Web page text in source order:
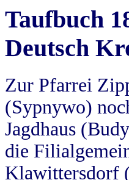
Taufbuch
Deutsch
Zur Pfarrei
(Sypnywo)
Jagdhaus
die
Klawittersdorf